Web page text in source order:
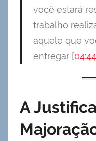
você estará
trabalho
aquele que
entregar [04:44
A